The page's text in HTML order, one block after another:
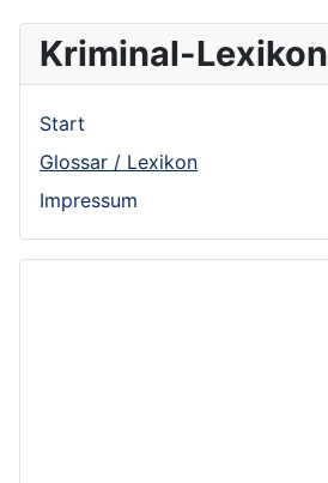
Kriminal-Lexikon
Start
Glossar / Lexikon
Impressum